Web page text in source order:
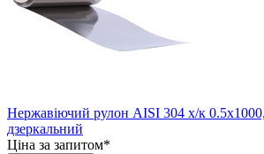
Нержавіючий рулон AISI 304 х/к
дзеркальний
Ціна за запитом*